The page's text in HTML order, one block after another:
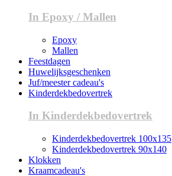
In Epoxy / Mallen
Epoxy
Mallen
Feestdagen
Huwelijksgeschenken
Juf/meester cadeau's
Kinderdekbedovertrek
In Kinderdekbedovertrek
Kinderdekbedovertrek 100x135
Kinderdekbedovertrek 90x140
Klokken
Kraamcadeau's